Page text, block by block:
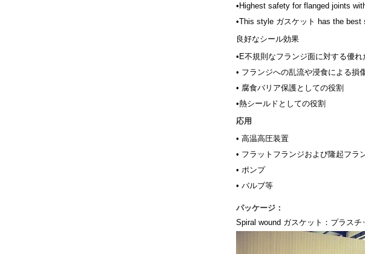
•Highest safety for flanged joints
•This style ガスケット has the best
良好なシール効果
•E不規則なフランジ面に対する優れ
• フランジへの乱流や浸食による損
• 腐食バリア保護としての役割
•熱シールドとしての役割
応用
• 高温高圧装置
• フラットフランジおよび隆起フラ
• ポンプ
• バルブ等
パッケージ：
Spiral wound ガスケット ：プラス